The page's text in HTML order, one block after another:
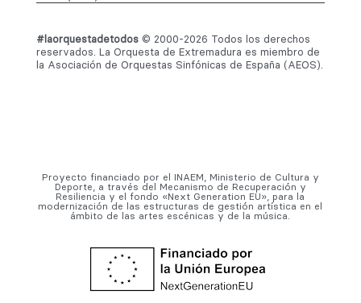
#laorquestadetodos© 2000-2026 Todos los derechos
reservados. La Orquesta de Extremadura es miembro de
la Asociación de Orquestas Sinfónicas de España (AEOS).
Proyecto financiado por el INAEM, Ministerio de Cultura y
Deporte, a través del Mecanismo de Recuperación y
Resiliencia y el fondo «Next Generation EU», para la
modernización de las estructuras de gestión artística en el
ámbito de las artes escénicas y de la música.